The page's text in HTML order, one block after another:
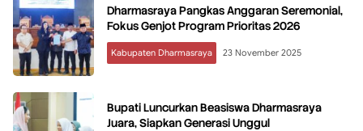
Dharmasraya Pangkas Anggaran Seremonial,
Fokus Genjot Program Prioritas 2026
Kabupaten Dharmasraya 23 November 2025
Bupati Luncurkan Beasiswa Dharmasraya
Juara, Siapkan Generasi Unggul